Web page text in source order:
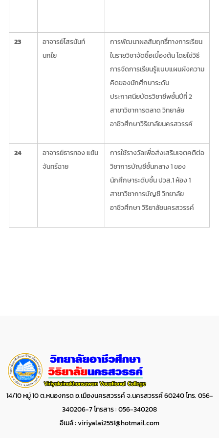
23
อาจารย์โสรนันท์
นกใย
การพัฒนาผลสัมฤทธิ์ทางการเรียน
ในรายวิชาจัดซื้อเบื้องต้น โดยใช่วิธี
การจัดการเรียนรู้แบบแผนผังความ
คิดของนักศึกษาระดับ
ประกาศนียบัตรวิชาชีพชั้นปีที่ 2
สาขาวิชาการตลาด วิทยาลัย
อาชีวศึกษาวิริยาลัยนครสวรรค์
24
อาจารย์ธารทอง แย้ม
จันทร์ฉาย
การใช้รางวัลเพื่อส่งเสริมเจตคติต่อ
วิชาการบัญชีชั้นกลาง 1 ของ
นักศึกษาระดับชั้น ปวส.1 ห้อง 1
สาขาวิชาการบัญชี วิทยาลัย
อาชีวศึกษา วิริยาลัยนครสวรรค์
14/10 หมู่ 10 ต.หนองกรด อ.เมืองนครสวรรค์ จ.นครสวรรค์ 60240 โทร. 056-
340206-7 โทรสาร : 056-340208
อีเมล์ :viriyalai2551@hotmail.com